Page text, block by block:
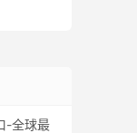
-全球最